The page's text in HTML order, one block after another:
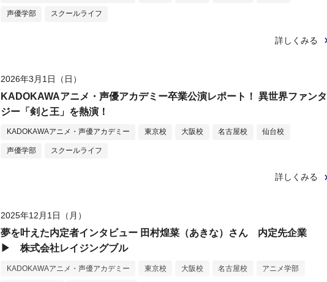
声優学部 スクールライフ
詳しくみる
2026年3月1日（日）
KADOKAWAアニメ・声優アカデミー卒業公演レポート！ 異世界ファンタ
ジー「剣と王」を熱演！
KADOKAWAアニメ・声優アカデミー 東京校 大阪校 名古屋校 仙台校
声優学部 スクールライフ
詳しくみる
2025年12月1日（月）
夢を叶えた内定者インタビュー 田村煌菜（あきな）さん 内定先企業
▶ 株式会社レイジングブル
KADOKAWAアニメ・声優アカデミー 東京校 大阪校 名古屋校 アニメ学部